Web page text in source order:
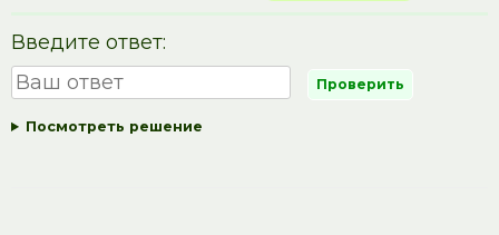
Введите ответ:
Посмотреть решение